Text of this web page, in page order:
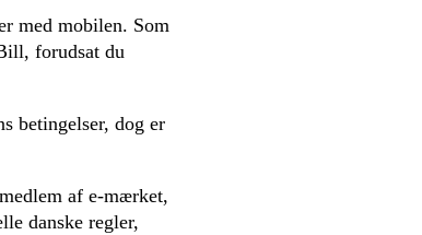
med mobilen. Som
forudsat du
betingelser, dog er
af e-mærket,
danske regler,